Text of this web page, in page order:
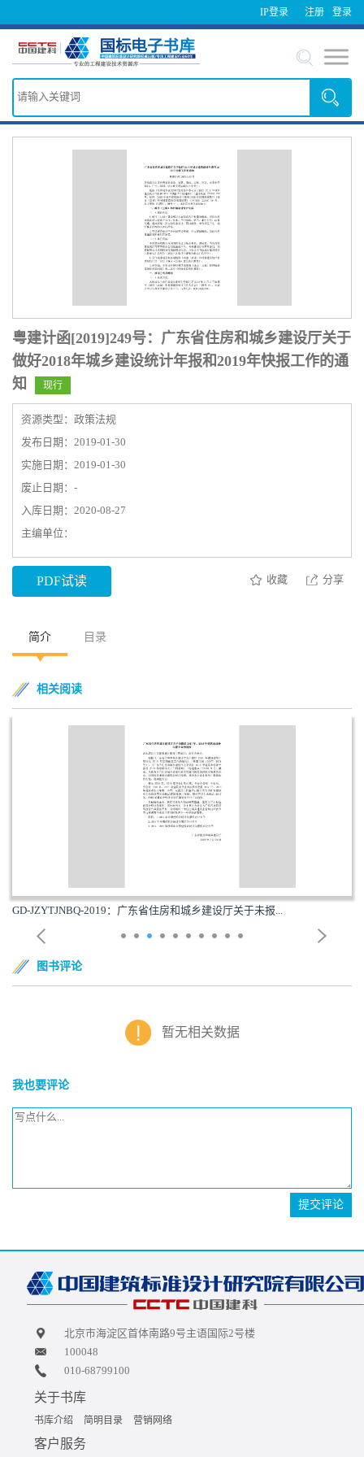
IP登录 登录
注册
粤建计函[2019]249号：广东省住房和城乡建设厅关于
做好2018年城乡建设统计年报和2019年快报工作的通
知
现行
资源类型：政策法规
发布日期：2019-01-30
实施日期：2019-01-30
废止日期：-
入库日期：2020-08-27
主编单位：
PDF试读 收藏 分享
简介 目录
相关阅读
GD-JZYTJNBQ-2019：广东省住房和城乡建设厅关于未报...
图书评论
暂无相关数据
我也要评论
提交评论
北京市海淀区首体南路9号主语国际2号楼
100048
010-68799100
关于书库
书库介绍 简明目录 营销网络
客户服务